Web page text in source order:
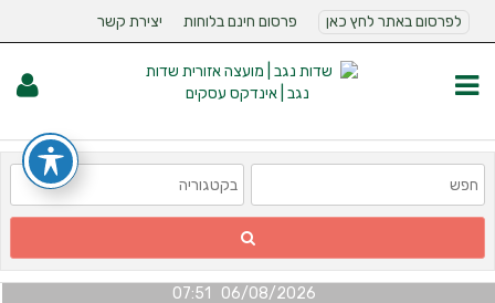
לפרסום באתר לחץ כאן פרסום חינם בלוחות יצירת קשר
06/08/2026 07:51